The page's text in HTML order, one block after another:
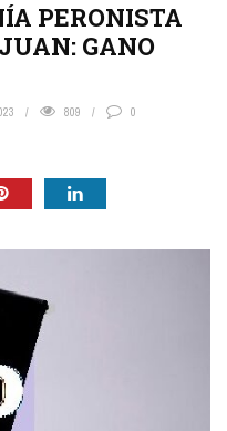
PERONISTA
GANO
809 0